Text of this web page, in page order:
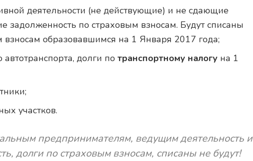
деятельности (не действующие) и не сдающие
задолженность по страховым взносам. Будут списаны
взносам образовавшимся на 1 Января 2017 года;
долги по транспортному налогу на 1
участков.
предпринимателям, ведущим деятельность и
долги по страховым взносам, списаны не будут!